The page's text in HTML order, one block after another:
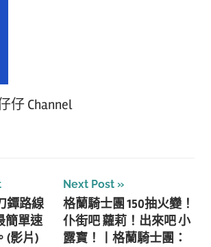
仔 Channel
鐔路線
簡單速
(影片)
Next Post
格蘭騎士團 150抽火變！
仆街吧 蘿莉！出來吧 小
露寶！丨格蘭騎士團：